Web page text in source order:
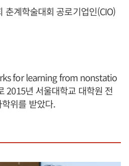
춘계학술대회 공로기업인(CIO)
for learning from nonstatio
년 서울대학교 대학원 전
위를 받았다.